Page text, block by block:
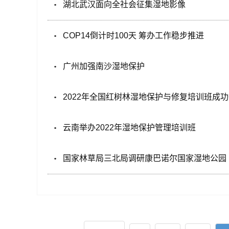
湖北武汉面向全社会征集湿地影像
COP14倒计时100天 筹办工作稳步推进
广州加强南沙湿地保护
2022年全国红树林湿地保护与修复培训班成
云南举办2022年湿地保护管理培训班
国家林草局三北局调研康巴诺尔国家湿地公园